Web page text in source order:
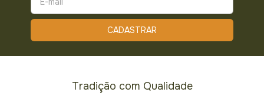
Tradição com Qualidade